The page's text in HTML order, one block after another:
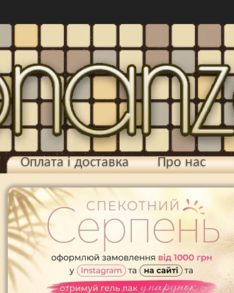
Оплата і доставка Про нас